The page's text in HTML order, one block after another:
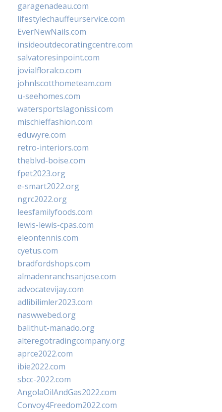
garagenadeau.com
lifestylechauffeurservice.com
EverNewNails.com
insideoutdecoratingcentre.com
salvatoresinpoint.com
jovialfloralco.com
johnlscotthometeam.com
u-seehomes.com
watersportslagonissi.com
mischieffashion.com
eduwyre.com
retro-interiors.com
theblvd-boise.com
fpet2023.org
e-smart2022.org
ngrc2022.org
leesfamilyfoods.com
lewis-lewis-cpas.com
eleontennis.com
cyetus.com
bradfordshops.com
almadenranchsanjose.com
advocatevijay.com
adlibilimler2023.com
naswwebed.org
balithut-manado.org
alteregotradingcompany.org
aprce2022.com
ibie2022.com
sbcc-2022.com
AngolaOilAndGas2022.com
Convoy4Freedom2022.com